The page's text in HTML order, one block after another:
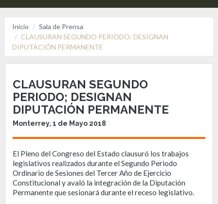
Inicio
Sala de Prensa
CLAUSURAN SEGUNDO PERIODO; DESIGNAN
DIPUTACIÓN PERMANENTE
CLAUSURAN SEGUNDO
PERIODO; DESIGNAN
DIPUTACIÓN PERMANENTE
Monterrey, 1 de Mayo 2018
El Pleno del Congreso del Estado clausuró los trabajos
legislativos realizados durante el Segundo Periodo
Ordinario de Sesiones del Tercer Año de Ejercicio
Constitucional y avaló la integración de la Diputación
Permanente que sesionará durante el receso legislativo.